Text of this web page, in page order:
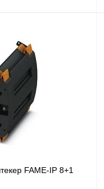
Сравнение
Под заказ
FAME-IP 8+1